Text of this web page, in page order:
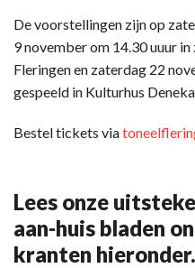
De voorstellingen zijn op
9 november om 14.30 uuur
Fleringen en zaterdag 22
gespeeld in Kulturhus
Bestel tickets via
Lees onze
aan-huis bladen
kranten hieronder.